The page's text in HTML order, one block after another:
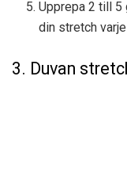
Upprepa 2 till 5
din stretch
3. Duvan